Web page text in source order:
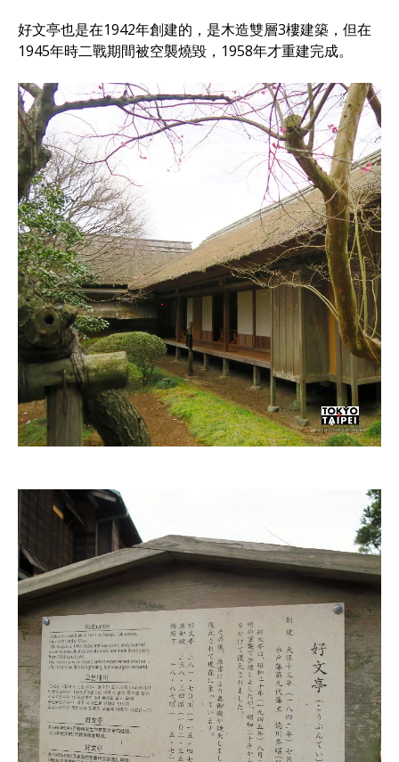
好文亭也是在1942年創建的，是木造雙層3樓建築，但在
1945年時二戰期間被空襲燒毀，1958年才重建完成。